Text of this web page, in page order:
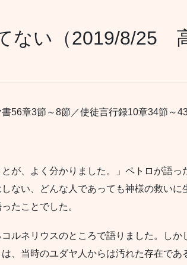
ない（2019/8/25
56章3節～8節／使徒言行録10章34節～
が、よく分かりました。」ペトロが語っ
ない、どんな人であっても神様の救いに
たことでした。
ルネリウスのところで語りました。しか
、当時のユダヤ人からは汚れた存在であ